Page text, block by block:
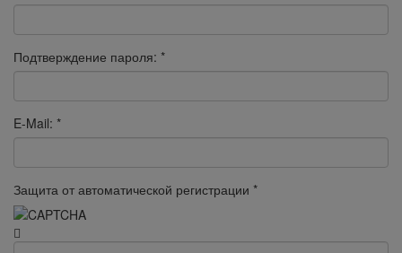
Подтверждение пароля: *
E-Mail: *
Защита от автоматической регистрации *